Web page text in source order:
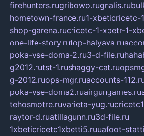
firehunters.rugribowo.rugnalis.ru
hometown-france.ru1-xbeticricetc-
shop-garena.rucricetc-1-xbetr-1-
one-life-story.rutop-halyava.ru
poka-vse-doma-2.ru3-d-file.ru
g2012.rutst-1.rushaggy-cat.ru
g-2012.ruops-mgr.ruaccounts-112.ru
poka-vse-doma2.ruairgungames.ru
tehosmotre.ruvarieta-yug.ru
raytor-d.ruatillagunn.ru3d-file.ru
1xbeticricetc1xbetti5.ruuafoot-